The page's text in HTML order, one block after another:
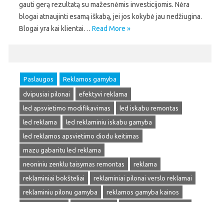
gauti gerą rezultatą su mažesnėmis investicijomis. Nėra
blogai atnaujinti esamą iškabą, jei jos kokybė jau nedžiugina.
Blogai yra kai klientai… Read More »
Paslaugos Reklamos gamyba
dvipusiai pilonai
efektyvi reklama
led apsvietimo modifikavimas
led iskabu remontas
led reklama
led reklaminiu iskabu gamyba
led reklamos apsvietimo diodu keitimas
mazu gabaritu led reklama
neoniniu zenklu taisymas remontas
reklama
reklaminiai bokšteliai
reklaminiai pilonai verslo reklamai
reklaminiu pilonu gamyba
reklamos gamyba kainos